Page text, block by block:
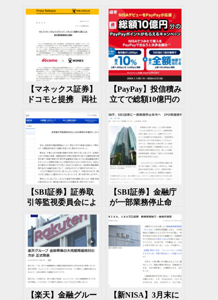
【マネックス証券】
ドコモと提携 両社
【PayPay】投信積み
立てで総額10億円の
ンペーン開始は1月1
【SBI証券】証券取
引等監視委員会によ
でた
【SBI証券】金融庁
が一部業務停止命
【楽天】金融グルー
【新NISA】3月末に